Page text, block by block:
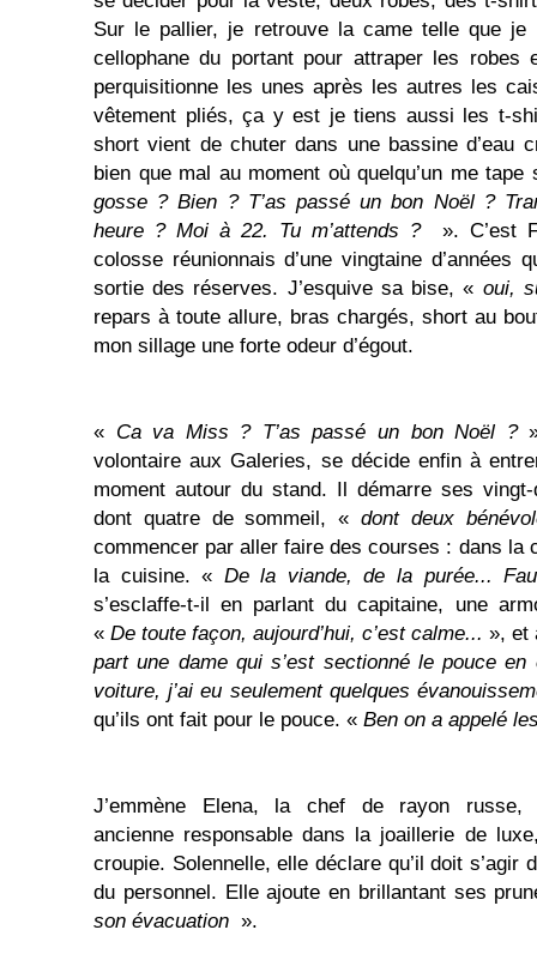
Sur le pallier, je retrouve la came telle que je
cellophane du portant pour attraper les
perquisitionne les unes après les autres les
vêtement pliés, ça y est je tiens aussi les t-
short vient de chuter dans une bassine d’eau
bien que mal au moment où quelqu’un me tape
gosse ? Bien ? T’as passé un bon Noël ?
heure ? Moi à 22. Tu m’attends ?
». C’est
colosse réunionnais d’une vingtaine d’années
sortie des réserves. J’esquive sa bise, « oui,
repars à toute allure, bras chargés, short au
mon sillage une forte odeur d’égout.
« Ca va Miss ? T’as passé un bon Noël ?
volontaire aux Galeries, se décide enfin à
moment autour du stand. Il démarre ses
dont quatre de sommeil, « dont deux
commencer par aller faire des courses : dans la
la cuisine. « De la viande, de la purée...
s’esclaffe-t-il en parlant du capitaine, une
« De toute façon, aujourd’hui, c’est calme... », et
part une dame qui s’est sectionné le pouce
voiture, j’ai eu seulement quelques
qu’ils ont fait pour le pouce. « Ben on a appelé
J’emmène Elena, la chef de rayon russe,
ancienne responsable dans la joaillerie de
croupie. Solennelle, elle déclare qu’il doit s’agir
du personnel. Elle ajoute en brillantant ses
son évacuation ».